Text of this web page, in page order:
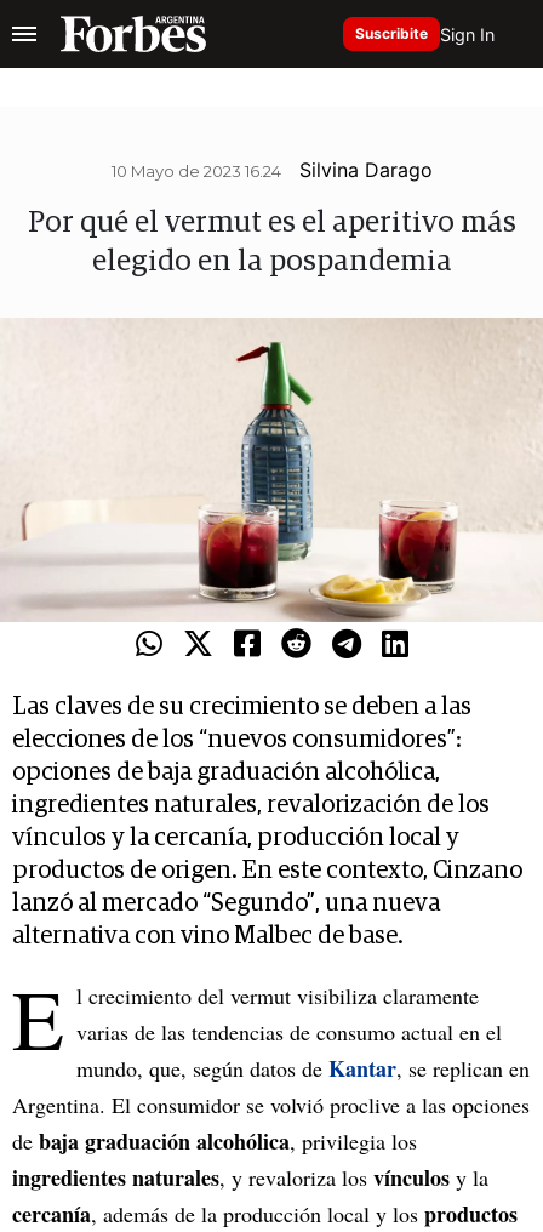
Suscribite Sign In
10 Mayo de 2023 16.24 Silvina Darago
Por qué el vermut es el aperitivo más
elegido en la pospandemia
Las claves de su crecimiento se deben a las
elecciones de los “nuevos consumidores”:
opciones de baja graduación alcohólica,
ingredientes naturales, revalorización de los
vínculos y la cercanía, producción local y
productos de origen. En este contexto, Cinzano
lanzó al mercado “Segundo”, una nueva
alternativa con vino Malbec de base.
E l crecimiento del vermut visibiliza claramente
varias de las tendencias de consumo actual en el
mundo, que, según datos de Kantar, se replican en
Argentina. El consumidor se volvió proclive a las opciones
de baja graduación alcohólica, privilegia los
ingredientes naturales, y revaloriza los vínculos y la
cercanía, además de la producción local y los productos